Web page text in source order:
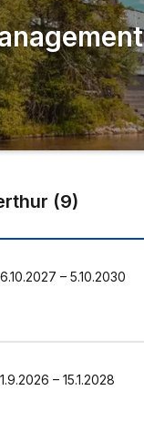
(9)
– 5.10.2030
– 15.1.2028